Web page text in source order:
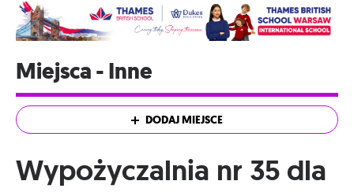
Miejsca - Inne
DODAJ MIEJSCE
Wypożyczalnia nr 35 dla